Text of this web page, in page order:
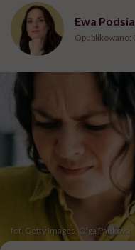
Ewa
Opublikowano:
fot. Getty Images, Olga Pankova